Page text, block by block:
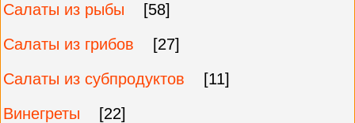
Салаты из рыбы
[58]
Салаты из грибов
[27]
Салаты из субпродуктов
[11]
Винегреты
[22]